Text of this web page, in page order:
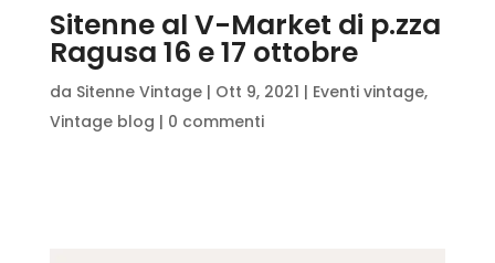
Sitenne al V-Market di p.zza
Ragusa 16 e 17 ottobre
da Sitenne Vintage| Ott 9, 2021 | Eventi vintage,
Vintage blog | 0 commenti